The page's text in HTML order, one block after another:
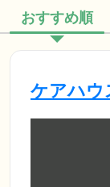
おすすめ順
ケアハウ